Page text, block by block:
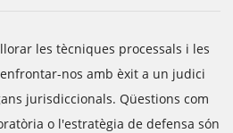
les tècniques processals i les
nos amb èxit a un judici
jurisdiccionals. Qüestions com
o l'estratègia de defensa són